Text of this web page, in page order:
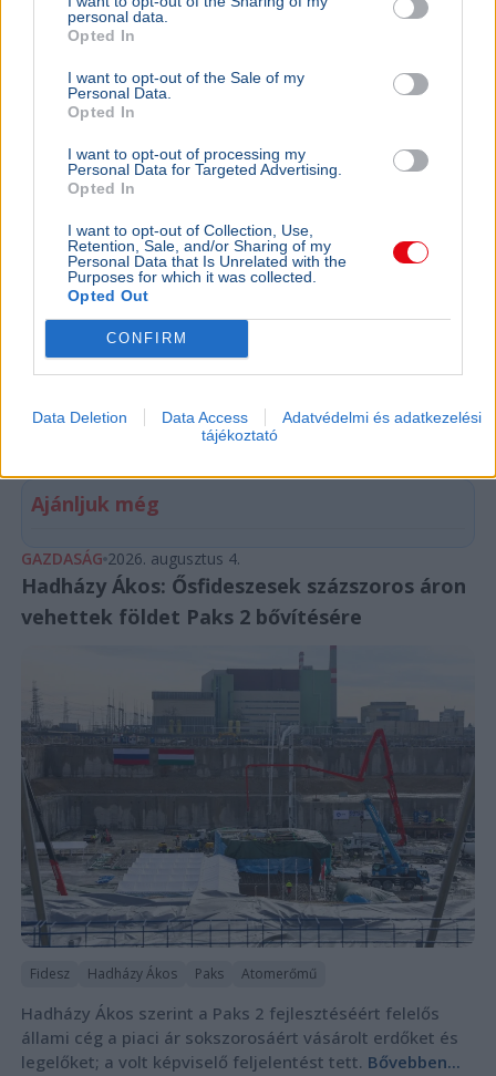
personal data.
Opted In
I want to opt-out of the Sale of my
Personal Data.
Opted In
I want to opt-out of processing my
Personal Data for Targeted Advertising.
Opted In
I want to opt-out of Collection, Use,
Retention, Sale, and/or Sharing of my
Personal Data that Is Unrelated with the
Purposes for which it was collected.
Opted Out
CONFIRM
Data Deletion Data Access
Adatvédelmi és adatkezelési
tájékoztató
Magyarország Morrisons
A Tesco a Citigroupot és a Goldman Sachst bízta meg
hálózatot pedig önálló csomagban kínálhatják.
Ajánljuk még
GAZDASÁG 2026. augusztus 4.
Hadházy Ákos: Ősfideszesek százszoros áron
vehettek földet Paks 2 bővítésére
Fidesz Hadházy Ákos Paks Atomerőmű
Hadházy Ákos szerint a Paks 2 fejlesztéséért felelős
állami cég a piaci ár sokszorosáért vásárolt erdőket és
legelőket; a volt képviselő feljelentést tett. Bővebben...